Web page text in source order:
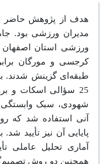
هدف از پژوهش حاضر
ورزشی استان اصفهان
طبقه‌ای گزینش شدند.
شهودی، سبک
آنی استفاده شد که
پایایی آن نیز تأیید
آماری تحلیل عاملی
همچنین دو روش